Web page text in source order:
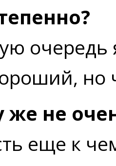
очередь
но
же не
еще к